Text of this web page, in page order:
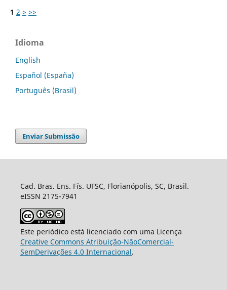
1 2 > >>
Idioma
English
Español (España)
Português (Brasil)
Enviar Submissão
Cad. Bras. Ens. Fís. UFSC, Florianópolis, SC, Brasil.
eISSN 2175-7941
Este periódico está licenciado com uma Licença
Creative Commons Atribuição-NãoComercial-
SemDerivações 4.0 Internacional.